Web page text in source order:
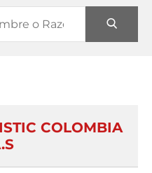
COLOMBIA